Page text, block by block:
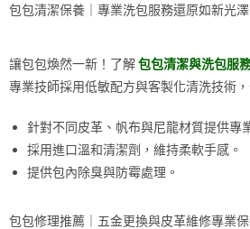
包包清潔保養｜專業洗包服務還原如新光澤
讓包包煥然一新！了解包包清潔與洗包服
專業技師採用低敏配方與客製化清洗技術
針對不同皮革、帆布與尼龍材質提供專
採用進口溫和清潔劑，維持柔軟手感。
提供包內除臭與防霉處理。
包包修理推薦｜五金更換與皮革維修專業